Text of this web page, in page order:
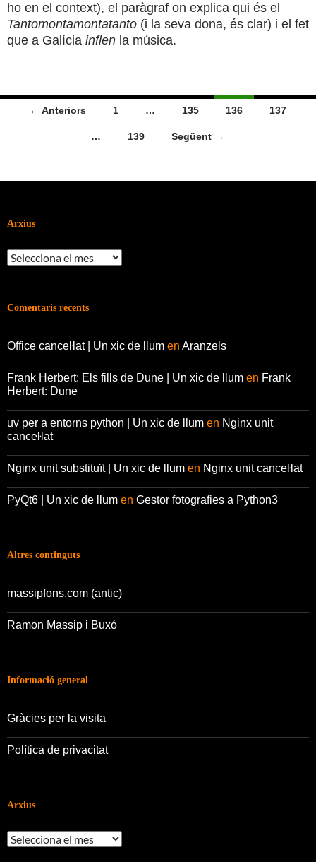
ho en el context), el paràgraf on explica qui és el
Tantomontamontatanto (i la seva dona, és clar) i el fet
que a Galícia inflen la música.
Navegació
entrades
← Anteriors 1 … 135 136 137
… 139 Següent →
Arxius
Arxius
Comentaris recents
Office canceŀlat | Un xic de llum en Aranzels
Frank Herbert: Els fills de Dune | Un xic de llum en Frank
Herbert: Dune
uv per a entorns python | Un xic de llum en Nginx unit
canceŀlat
Nginx unit substituït | Un xic de llum en Nginx unit canceŀlat
PyQt6 | Un xic de llum en Gestor fotografies a Python3
Altres continguts
massipfons.com (antic)
Ramon Massip i Buxó
Informació general
Gràcies per la visita
Política de privacitat
Arxius
Arxius